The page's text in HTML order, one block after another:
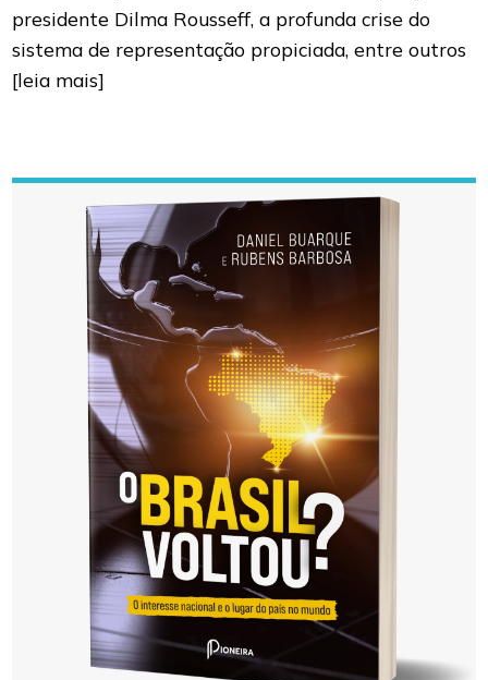
presidente Dilma Rousseff, a profunda crise do
sistema de representação propiciada, entre outros
[leia mais]